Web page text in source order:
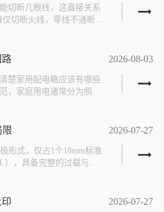
切断几根线，这直接关系
切断火线，零线不通断。
路 2026-08-03
楚家用配电箱应该有哪些
，家庭用电通常分为照明
限 2026-07-27
形式，仅占1个18mm标准
），具备完整的过载与短
2026-07-27